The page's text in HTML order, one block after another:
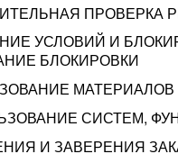
ПРОВЕРКА
УСЛОВИЙ И
БЛОКИРОВКИ
СИСТЕМ,
И ЗАВЕРЕНИЯ